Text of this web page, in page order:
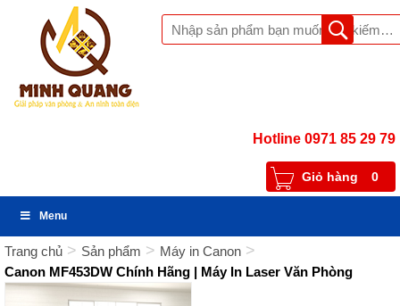
Hotline 0971 85 29 79
Giỏ hàng 0
Menu
Trang chủ > Sản phẩm > Máy in Canon >
Canon MF453DW Chính Hãng | Máy In Laser Văn Phòng